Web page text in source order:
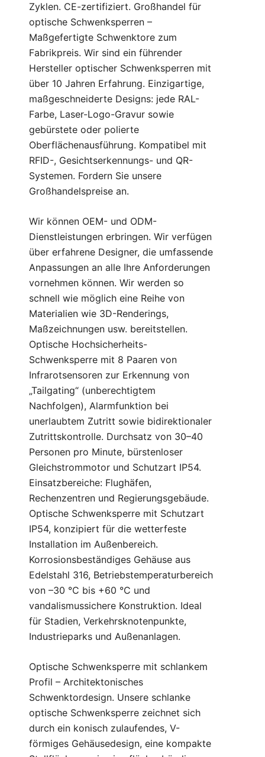
Zyklen. CE-zertifiziert. Großhandel für
optische Schwenksperren –
Maßgefertigte Schwenktore zum
Fabrikpreis. Wir sind ein führender
Hersteller optischer Schwenksperren mit
über 10 Jahren Erfahrung. Einzigartige,
maßgeschneiderte Designs: jede RAL-
Farbe, Laser-Logo-Gravur sowie
gebürstete oder polierte
Oberflächenausführung. Kompatibel mit
RFID-, Gesichtserkennungs- und QR-
Systemen. Fordern Sie unsere
Großhandelspreise an.
Wir können OEM- und ODM-
Dienstleistungen erbringen. Wir verfügen
über erfahrene Designer, die umfassende
Anpassungen an alle Ihre Anforderungen
vornehmen können. Wir werden so
schnell wie möglich eine Reihe von
Materialien wie 3D-Renderings,
Maßzeichnungen usw. bereitstellen.
Optische Hochsicherheits-
Schwenksperre mit 8 Paaren von
Infrarotsensoren zur Erkennung von
„Tailgating“ (unberechtigtem
Nachfolgen), Alarmfunktion bei
unerlaubtem Zutritt sowie bidirektionaler
Zutrittskontrolle. Durchsatz von 30–40
Personen pro Minute, bürstenloser
Gleichstrommotor und Schutzart IP54.
Einsatzbereiche: Flughäfen,
Rechenzentren und Regierungsgebäude.
Optische Schwenksperre mit Schutzart
IP54, konzipiert für die wetterfeste
Installation im Außenbereich.
Korrosionsbeständiges Gehäuse aus
Edelstahl 316, Betriebstemperaturbereich
von –30 °C bis +60 °C und
vandalismussichere Konstruktion. Ideal
für Stadien, Verkehrsknotenpunkte,
Industrieparks und Außenanlagen.
Optische Schwenksperre mit schlankem
Profil – Architektonisches
Schwenktordesign. Unsere schlanke
optische Schwenksperre zeichnet sich
durch ein konisch zulaufendes, V-
förmiges Gehäusedesign, eine kompakte